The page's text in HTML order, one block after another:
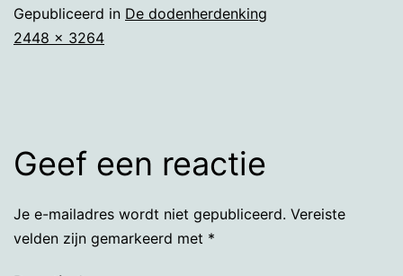
Gepubliceerd in De dodenherdenking
Volledige
2448 × 3264
Geef een reactie
Je e-mailadres wordt niet gepubliceerd. Vereiste
velden zijn gemarkeerd met *